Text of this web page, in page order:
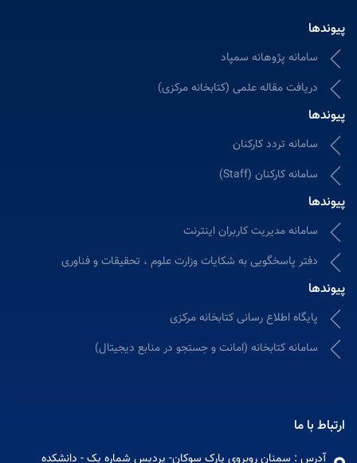
پیوندها
سامانه پژوهانه سمپاد
دریافت مقاله علمی (کتابخانه مرکزی)
پیوندها
سامانه تردد کارکنان
سامانه کارکنان (Staff)
پیوندها
سامانه مدیریت کاربران اینترنت
دفتر پاسخگویی به شکایات وزارت علوم ، تحقیقات و فناوری
پیوندها
پایگاه اطلاع رسانی کتابخانه مرکزی
سامانه کتابخانه (امانت و جستجو در منابع دیجیتال)
ارتباط با ما
آدرس : سمنان روبروی پارک سوکان- پردیس شماره یک - دانشکده